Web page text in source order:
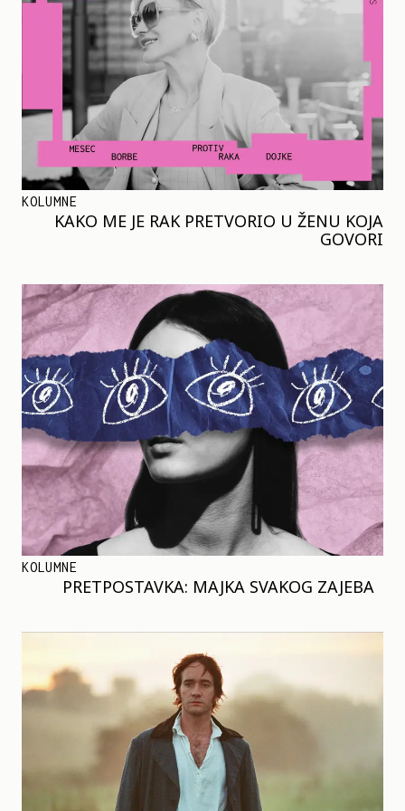
KOLUMNE
KAKO ME JE RAK PRETVORIO U ŽENU KOJA
GOVORI
KOLUMNE
PRETPOSTAVKA: MAJKA SVAKOG ZAJEBA